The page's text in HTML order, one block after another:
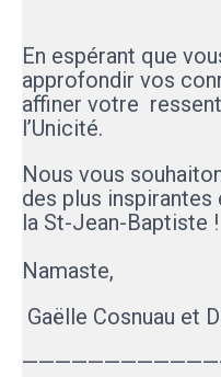
En espérant que
approfondir vos
affiner votre
l’Unicité.
Nous vous
des plus
la St-Jean-Baptiste !
Namaste,
Gaëlle Cosnuau et